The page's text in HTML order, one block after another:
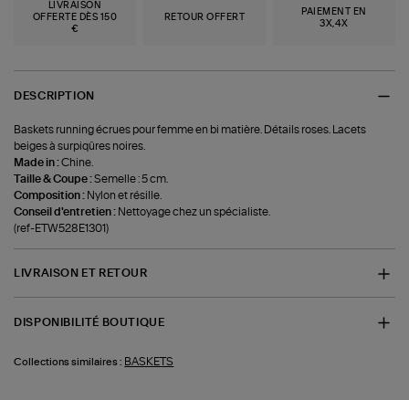
LIVRAISON
OFFERTE DÈS 150
€
RETOUR OFFERT
PAIEMENT EN
3X,4X
DESCRIPTION
Baskets running écrues pour femme en bi matière. Détails roses. Lacets
beiges à surpiqûres noires.
Made in :Chine.
Taille & Coupe :Semelle : 5 cm.
Composition : Nylon et résille.
Conseil d'entretien : Nettoyage chez un spécialiste.
(ref-ETW528E1301)
LIVRAISON ET RETOUR
DISPONIBILITÉ BOUTIQUE
Collections similaires : BASKETS